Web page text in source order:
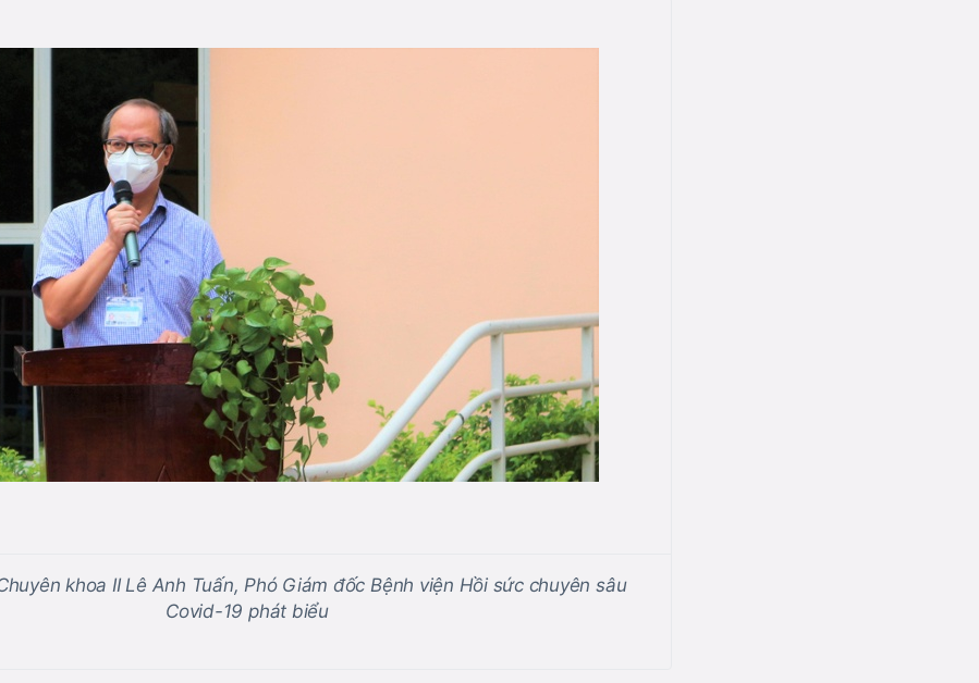
khoa II Lê Anh Tuấn, Phó Giám đốc Bệnh viện Hồi sức chuyên sâu
Covid-19 phát biểu